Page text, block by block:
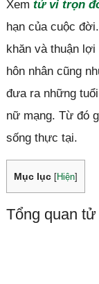
Xem tử vi trọn
hạn của cuộc
khăn và thuận
hôn nhân cũng
đưa ra những
nữ mạng. Từ đó
sống thực tại.
Mục lục Hiện]
Tổng quan